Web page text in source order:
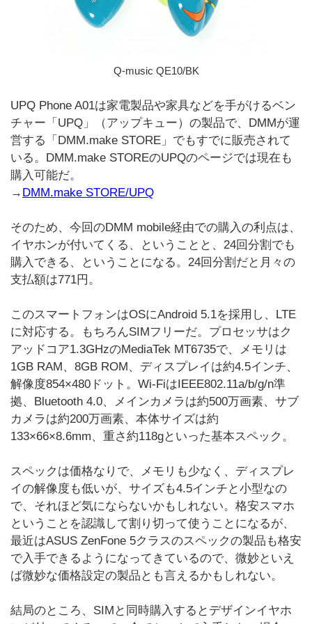
Q-music QE10/BK
UPQ Phone A01は家電製品や家具などを手がけるベン
チャー「UPQ」（アップキュー）の製品で、DMMが運
営する「DMM.make STORE」でもすでに販売されて
いる。DMM.make STOREのUPQのページでは現在も
購入可能だ。
→ DMM.make STORE/UPQ
そのため、今回のDMM mobile経由での購入の利点は、
イヤホンが付いてくる、ということと、24回分割でも
購入できる、ということになる。24回分割だと月々の
支払額は771円。
このスマートフォンはOSにAndroid 5.1を採用し、LTE
に対応する。もちろんSIMフリーだ。プロセッサはク
アッドコア1.3GHzのMediaTek MT6735で、メモリは
1GB RAM、8GB ROM、ディスプレイは約4.5インチ、
解像度854×480ドット。Wi-FiはIEEE802.11a/b/g/n準
拠、Bluetooth 4.0、メインカメラは約500万画素、サブ
カメラは約200万画素、本体サイズは約
133×66×8.6mm、重さ約118gといった基本スペック。
スペックは価格なりで、メモリも少なく、ディスプレ
イの解像度も低いが、サイズも4.5インチと小型なの
で、それほど気にならないかもしれない。格安スマホ
ということを認識して割り切って使うことになるが、
最近はASUS ZenFone 5クラスのスペックの製品も格安
で入手できるようになってきているので、微妙といえ
ば微妙な価格設定の製品とも言えるかもしれない。
結局のところ、SIMと同時購入するとデザインイヤホ